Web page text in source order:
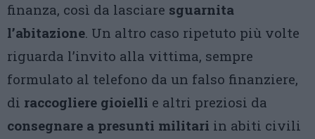
finanza, così da lasciare sguarnita
l’abitazione. Un altro caso ripetuto più volte
riguarda l’invito alla vittima, sempre
formulato al telefono da un falso finanziere,
di raccogliere gioielli e altri preziosi da
consegnare a presunti militari in abiti civili